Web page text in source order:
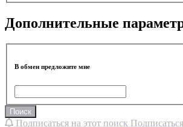
Дополнительные
В обмен предложите мне
Поиск
Подписаться на этот поиск Подписаться